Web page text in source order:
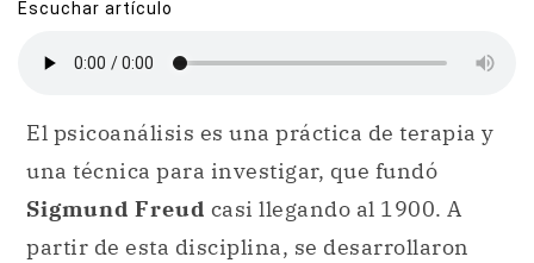
Escuchar artículo
El psicoanálisis es una práctica de terapia y
una técnica para investigar, que fundó
Sigmund Freud casi llegando al 1900. A
partir de esta disciplina, se desarrollaron